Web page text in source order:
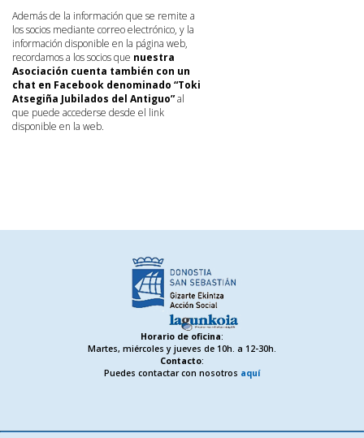
Además de la información que se remite a
los socios mediante correo electrónico, y la
información disponible en la página web,
recordamos a los socios que nuestra
Asociación cuenta también con un
chat en Facebook denominado “Toki
Atsegiña Jubilados del Antiguo”al
que puede accederse desde el link
disponible en la web.
Horario de oficina:
Martes, miércoles y jueves de 10h. a 12-30h.
Contacto:
Puedes contactar con nosotros aquí